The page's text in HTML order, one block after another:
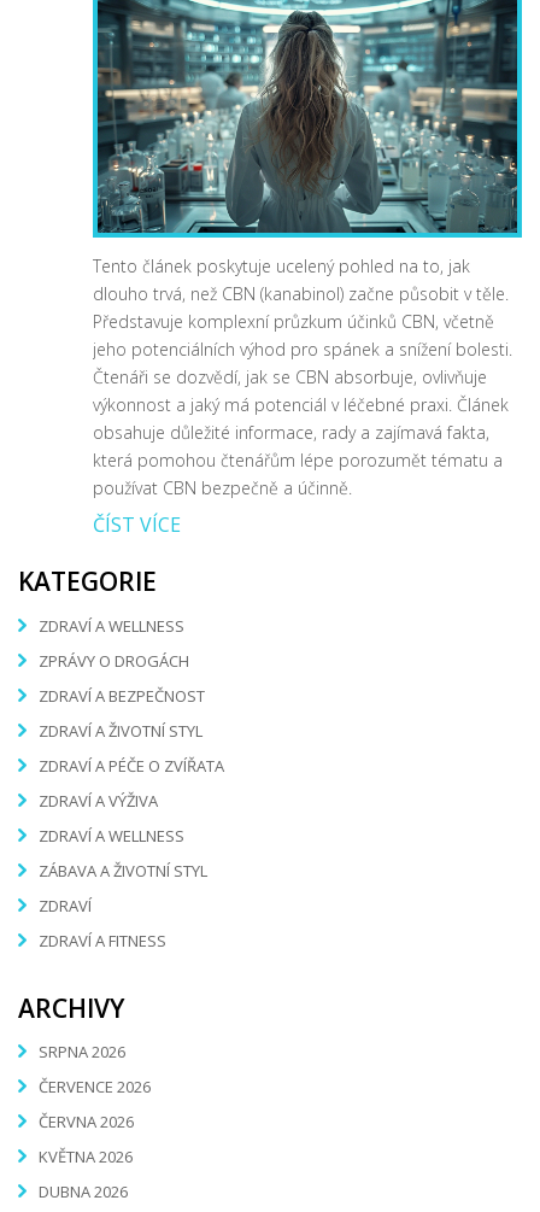
Tento článek poskytuje ucelený pohled na to, jak
dlouho trvá, než CBN (kanabinol) začne působit v těle.
Představuje komplexní průzkum účinků CBN, včetně
jeho potenciálních výhod pro spánek a snížení bolesti.
Čtenáři se dozvědí, jak se CBN absorbuje, ovlivňuje
výkonnost a jaký má potenciál v léčebné praxi. Článek
obsahuje důležité informace, rady a zajímavá fakta,
která pomohou čtenářům lépe porozumět tématu a
používat CBN bezpečně a účinně.
ČÍST VÍCE
KATEGORIE
ZDRAVÍ A WELLNESS
ZPRÁVY O DROGÁCH
ZDRAVÍ A BEZPEČNOST
ZDRAVÍ A ŽIVOTNÍ STYL
ZDRAVÍ A PÉČE O ZVÍŘATA
ZDRAVÍ A VÝŽIVA
ZDRAVÍ A WELLNESS
ZÁBAVA A ŽIVOTNÍ STYL
ZDRAVÍ
ZDRAVÍ A FITNESS
ARCHIVY
SRPNA 2026
ČERVENCE 2026
ČERVNA 2026
KVĚTNA 2026
DUBNA 2026